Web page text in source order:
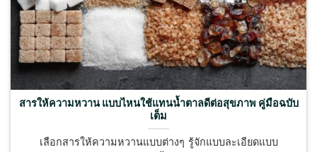
สารให้ความหวาน แบบไหนใช้แทนน้ำตาลดีต่อสุขภาพ คู่มือฉบับ
เต็ม
เลือกสารให้ความหวานแบบต่างๆ รู้จักแบบละเอียดแบบ